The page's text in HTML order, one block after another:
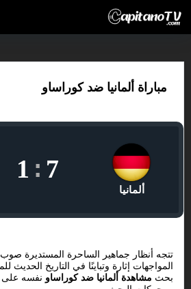
مباراة ألمانيا ضد كوراساو
ألمانيا
7
:
1
تتجه أنظار جماهير الساحرة المستديرة
المواجهات إثارة وتباينًا في التاريخ
بحث مشاهدة ألمانيا ضد كوراساو نفسه على